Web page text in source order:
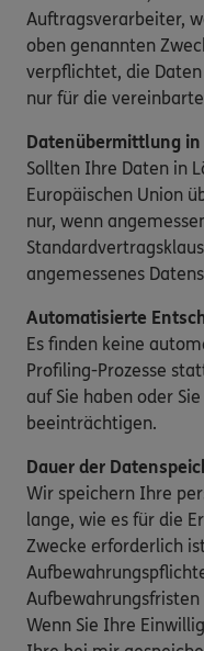
Auftragsverarbeiter,
oben genannten
verpflichtet, die
nur für die
Datenübermittlung
Sollten Ihre Daten in
Europäischen Union
nur, wenn
angemessenes
Automatisierte
Es finden keine
Profiling-Prozesse
auf Sie haben oder
beeinträchtigen.
Dauer der
Wir speichern Ihre
lange, wie es für die
Zwecke erforderlich
Wenn Sie Ihre